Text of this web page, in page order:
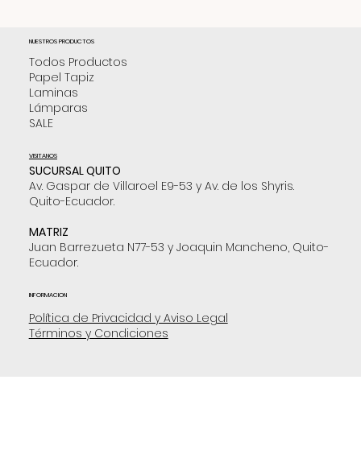
NUESTROS PRODUCTOS
Todos Productos
Papel Tapiz
Laminas
Lámparas
SALE
VISITANOS
SUCURSAL QUITO
Av. Gaspar de Villaroel E9-53 y Av. de los Shyris.
Quito-Ecuador.
MATRIZ
Juan Barrezueta N77-53 y Joaquin Mancheno, Quito-
Ecuador.
INFORMACION
Política de Privacidad y Aviso Legal
Términos y Condiciones